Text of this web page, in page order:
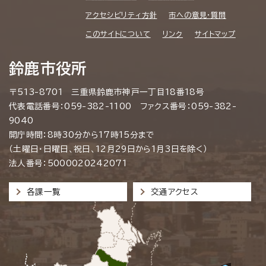
アクセシビリティ方針 市への意見・質問
このサイトについて リンク サイトマップ
鈴鹿市役所
〒513-8701 三重県鈴鹿市神戸一丁目18番18号
代表電話番号：059-382-1100 ファクス番号：059-382-
9040
開庁時間：8時30分から17時15分まで
（土曜日・日曜日、祝日、12月29日から1月3日を除く）
法人番号：5000020242071
各課一覧 交通アクセス